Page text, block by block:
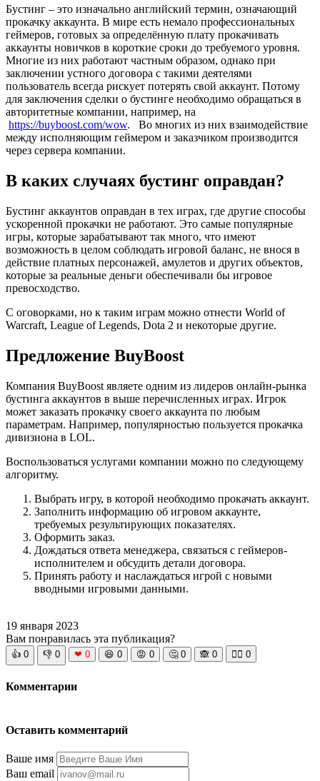
Бустинг – это изначально английский термин, означающий
прокачку аккаунта. В мире есть немало профессиональных
геймеров, готовых за определённую плату прокачивать
аккаунты новичков в короткие сроки до требуемого уровня.
Многие из них работают частным образом, однако при
заключении устного договора с такими деятелями
пользователь всегда рискует потерять свой аккаунт. Потому
для заключения сделки о бустинге необходимо обращаться в
авторитетные компании, например, на
https://buyboost.com/wow. Во многих из них взаимодействие
между исполняющим геймером и заказчиком производится
через сервера компании.
В каких случаях бустинг оправдан?
Бустинг аккаунтов оправдан в тех играх, где другие способы
ускоренной прокачки не работают. Это самые популярные
игры, которые зарабатывают так много, что имеют
возможность в целом соблюдать игровой баланс, не внося в
действие платных персонажей, амулетов и других объектов,
которые за реальные деньги обеспечивали бы игровое
превосходство.
С оговорками, но к таким играм можно отнести World of
Warcraft, League of Legends, Dota 2 и некоторые другие.
Предложение BuyBoost
Компания BuyBoost являете одним из лидеров онлайн-рынка
бустинга аккаунтов в выше перечисленных играх. Игрок
может заказать прокачку своего аккаунта по любым
параметрам. Например, популярностью пользуется прокачка
дивизиона в LOL.
Воспользоваться услугами компании можно по следующему
алгоритму.
Выбрать игру, в которой необходимо прокачать аккаунт.
Заполнить информацию об игровом аккаунте,
требуемых результирующих показателях.
Оформить заказ.
Дождаться ответа менеджера, связаться с геймеров-
исполнителем и обсудить детали договора.
Принять работу и наслаждаться игрой с новыми
вводными игровыми данными.
19 января 2023
Вам понравилась эта публикация?
👍 0 👎 0 ❤ 0 😆 0 😡 0 🤔 0 🙈 0 🧘‍♀️ 0
Комментарии
Оставить комментарий
Ваше имя
Ваш email